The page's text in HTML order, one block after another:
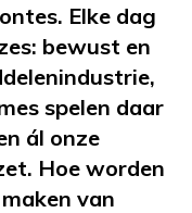
Elke dag
bewust en
spelen daar
ál onze
Hoe worden
van